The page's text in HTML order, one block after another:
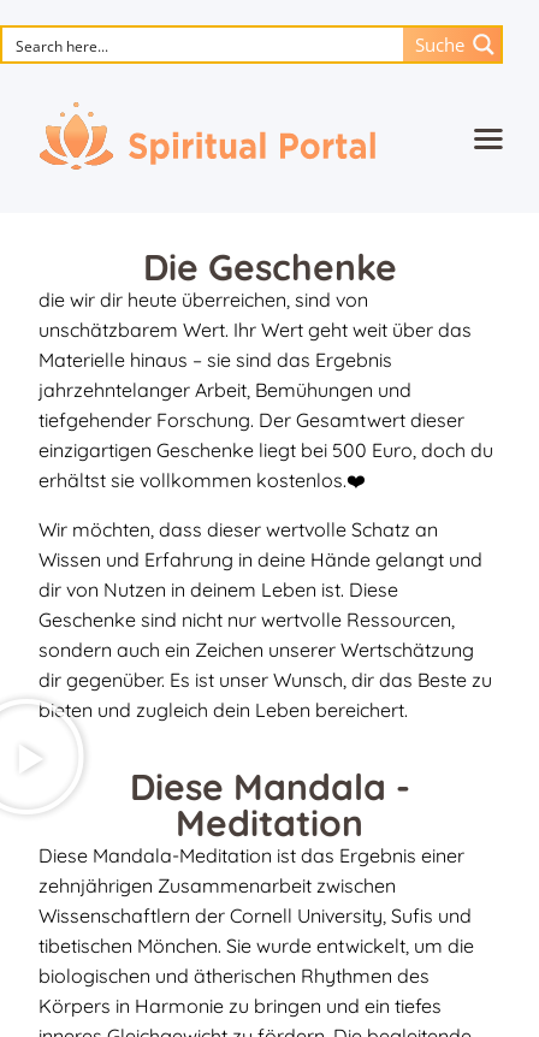
Suche
Blume des Lebens
Bücher
Lieder
Medien
Einzelsitzung
Events
Magical Objects
Blog
Kontakt
ARTHUR
Die Geschenke
die wir dir heute überreichen, sind von
unschätzbarem Wert. Ihr Wert geht weit über das
Materielle hinaus – sie sind das Ergebnis
jahrzehntelanger Arbeit, Bemühungen und
tiefgehender Forschung. Der Gesamtwert dieser
einzigartigen Geschenke liegt bei 500 Euro, doch du
erhältst sie vollkommen kostenlos.❤️
Wir möchten, dass dieser wertvolle Schatz an
Wissen und Erfahrung in deine Hände gelangt und
dir von Nutzen in deinem Leben ist. Diese
Geschenke sind nicht nur wertvolle Ressourcen,
sondern auch ein Zeichen unserer Wertschätzung
dir gegenüber. Es ist unser Wunsch, dir das Beste zu
bieten und zugleich dein Leben bereichert.
Diese Mandala -
Meditation
Diese Mandala-Meditation ist das Ergebnis einer
zehnjährigen Zusammenarbeit zwischen
Wissenschaftlern der Cornell University, Sufis und
tibetischen Mönchen. Sie wurde entwickelt, um die
biologischen und ätherischen Rhythmen des
Körpers in Harmonie zu bringen und ein tiefes